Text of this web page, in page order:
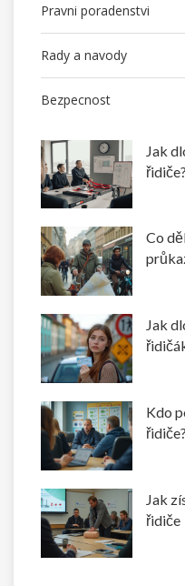
Pravni poradenstvi
Rady a navody
Bezpecnost
Jak
řidiče?
Co
Jak
Kdo
řidiče?
Jak
řidiče